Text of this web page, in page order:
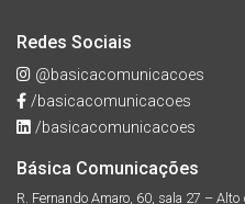
Redes Sociais
@basicacomunicacoes
/basicacomunicacoes
/basicacomunicacoes
Básica Comunicações
R. Fernando Amaro, 60, sala 27 –